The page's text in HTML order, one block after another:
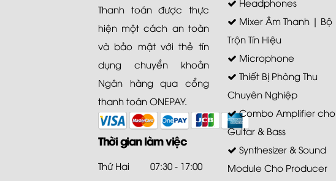
Thanh toán được thực
hiện một cách an toàn
và bảo mật với thẻ tín
dụng chuyển khoản
Ngân hàng qua cổng
thanh toán ONEPAY.
Thời gian làm việc
Thứ Hai
07:30 - 17:00
Mixer Âm Thanh | Bộ
Trộn Tín Hiệu
Microphone
Thiết Bị Phòng Thu
Chuyên Nghiệp
Combo Amplifier cho
Guitar & Bass
Synthesizer & Sound
Module Cho Producer